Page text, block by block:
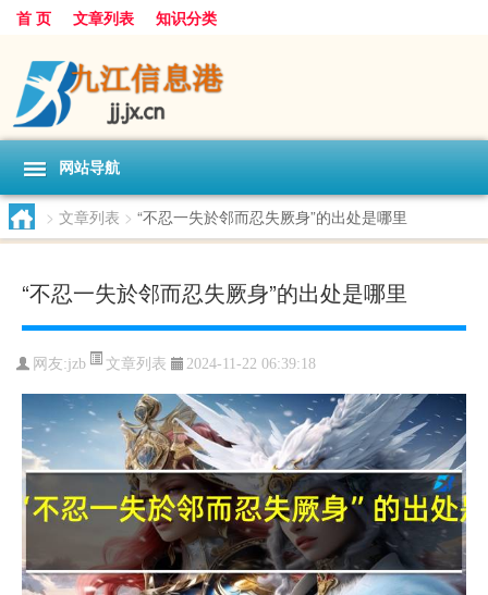
首 页 文章列表 知识分类
网站导航
> 文章列表 > “不忍一失於邻而忍失厥身”的出处是哪里
“不忍一失於邻而忍失厥身”的出处是哪里
网友:jzb 文章列表 2024-11-22 06:39:18